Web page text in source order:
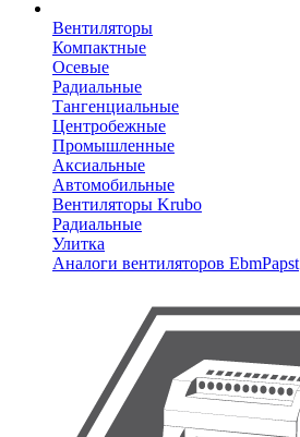
Вентиляторы
Компактные
Осевые
Радиальные
Тангенциальные
Центробежные
Промышленные
Аксиальные
Автомобильные
Вентиляторы Krubo
Радиальные
Улитка
Аналоги вентиляторов EbmPapst